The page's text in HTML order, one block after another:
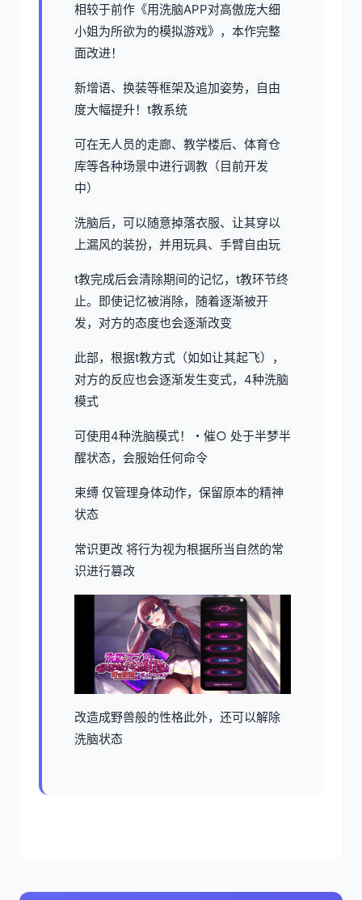
相较于前作《用洗脑APP对高傲庞大细
小姐为所欲为的模拟游戏》，本作完整
面改进！
新增语、换装等框架及追加姿势，自由
度大幅提升！t教系统
可在无人员的走廊、教学楼后、体育仓
库等各种场景中进行调教（目前开发
中）
洗脑后，可以随意掉落衣服、让其穿以
上漏风的装扮，并用玩具、手臂自由玩
t教完成后会清除期间的记忆，t教环节终
止。即使记忆被消除，随着逐渐被开
发，对方的态度也会逐渐改变
此部，根据t教方式（如如让其起飞），
对方的反应也会逐渐发生变式，4种洗脑
模式
可使用4种洗脑模式！・催○ 处于半梦半
醒状态，会服始任何命令
束缚 仅管理身体动作，保留原本的精神
状态
常识更改 将行为视为根据所当自然的常
识进行篡改
改造成野兽般的性格此外，还可以解除
洗脑状态